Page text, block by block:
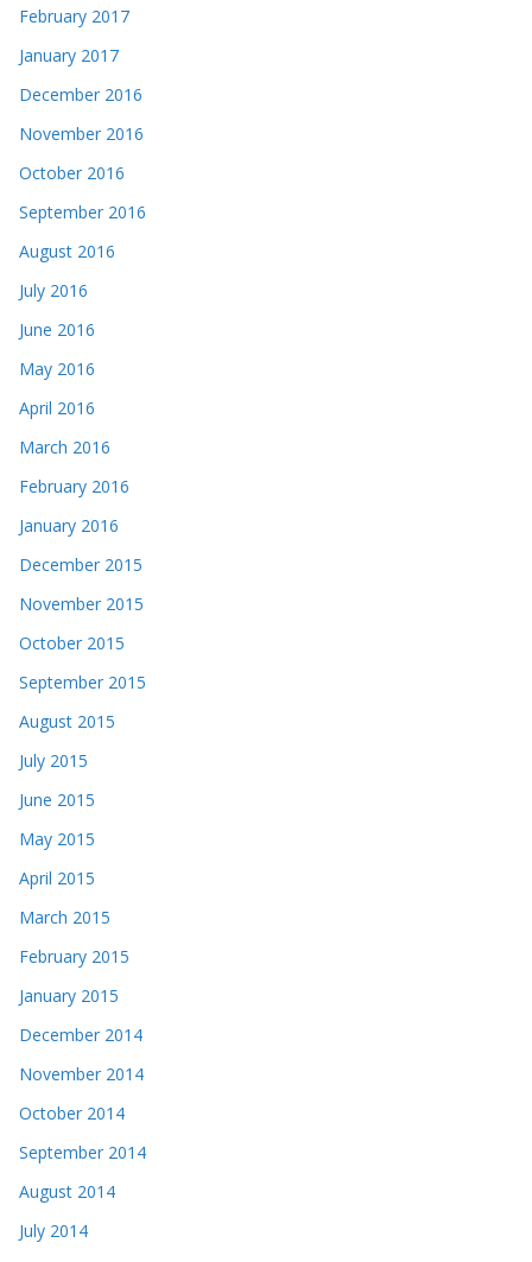
February 2017
January 2017
December 2016
November 2016
October 2016
September 2016
August 2016
July 2016
June 2016
May 2016
April 2016
March 2016
February 2016
January 2016
December 2015
November 2015
October 2015
September 2015
August 2015
July 2015
June 2015
May 2015
April 2015
March 2015
February 2015
January 2015
December 2014
November 2014
October 2014
September 2014
August 2014
July 2014